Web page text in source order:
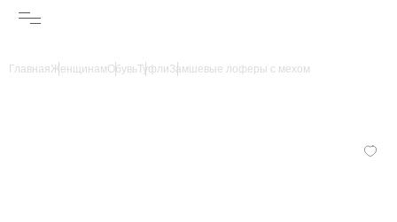
ГлавнаяЖенщинамОбувьТуфлиЗамшевые лоферы с мехом